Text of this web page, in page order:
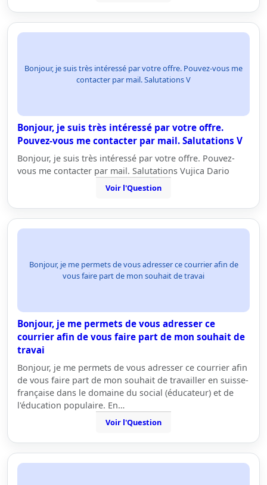
Bonjour, je suis très intéressé par votre offre. Pouvez-vous me
contacter par mail. Salutations V
Bonjour, je suis très intéressé par votre offre.
Pouvez-vous me contacter par mail. Salutations V
Bonjour, je suis très intéressé par votre offre. Pouvez-
vous me contacter par mail. Salutations Vujica Dario
Voir l'Question
Bonjour, je me permets de vous adresser ce courrier afin de
vous faire part de mon souhait de travai
Bonjour, je me permets de vous adresser ce
courrier afin de vous faire part de mon souhait de
travai
Bonjour, je me permets de vous adresser ce courrier afin
de vous faire part de mon souhait de travailler en suisse-
française dans le domaine du social (éducateur) et de
l'éducation populaire. En…
Voir l'Question